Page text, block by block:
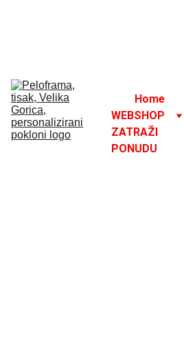
Home
WEBSHOP
ZATRAŽI
PONUDU